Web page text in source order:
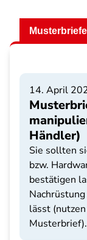
Musterbriefe
14. April
Händler)
Sie sollten
bzw.
bestätigen
lässt
Musterbrief).